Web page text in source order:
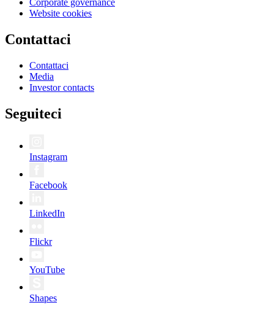
Corporate governance
Website cookies
Contattaci
Contattaci
Media
Investor contacts
Seguiteci
Instagram
Facebook
LinkedIn
Flickr
YouTube
Shapes